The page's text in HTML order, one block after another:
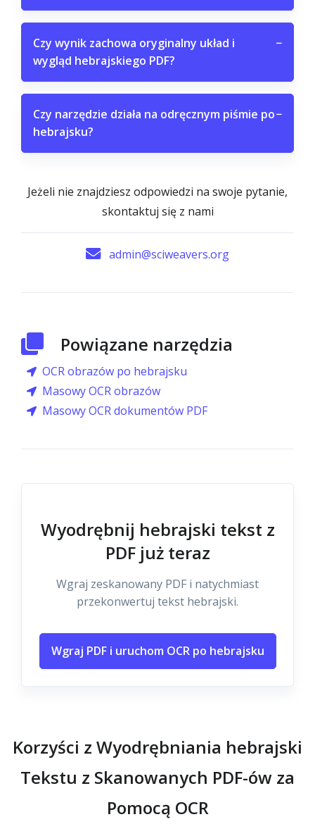
Czy wynik zachowa oryginalny układ i
wygląd hebrajskiego PDF?
−
Czy narzędzie działa na odręcznym piśmie po
hebrajsku?
−
Jeżeli nie znajdziesz odpowiedzi na swoje pytanie,
skontaktuj się z nami
admin@sciweavers.org
Powiązane narzędzia
OCR obrazów po hebrajsku
Masowy OCR obrazów
Masowy OCR dokumentów PDF
Wyodrębnij hebrajski tekst z
PDF już teraz
Wgraj zeskanowany PDF i natychmiast
przekonwertuj tekst hebrajski.
Wgraj PDF i uruchom OCR po hebrajsku
Korzyści z Wyodrębniania hebrajski
Tekstu z Skanowanych PDF-ów za
Pomocą OCR